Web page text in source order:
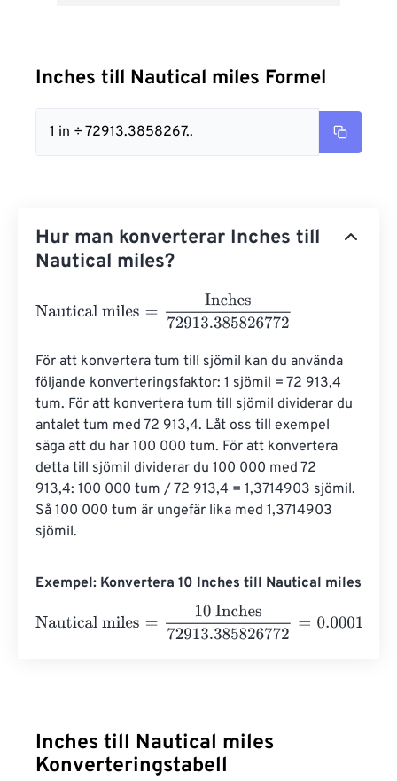
Inches till Nautical miles Formel
1 in ÷ 72913.3858267..
Hur man konverterar Inches till
Nautical miles?
Nautical miles 72913.385826772
För att konvertera tum till sjömil kan du använda
följande konverteringsfaktor: 1 sjömil = 72 913,4
tum. För att konvertera tum till sjömil dividerar du
antalet tum med 72 913,4. Låt oss till exempel
säga att du har 100 000 tum. För att konvertera
detta till sjömil dividerar du 100 000 med 72
913,4: 100 000 tum / 72 913,4 = 1,3714903 sjömil.
Så 100 000 tum är ungefär lika med 1,3714903
sjömil.
Exempel: Konvertera 10 Inches till Nautical miles
Nautical miles
72913.385826772 =0.0001371
Inches till Nautical miles
Konverteringstabell